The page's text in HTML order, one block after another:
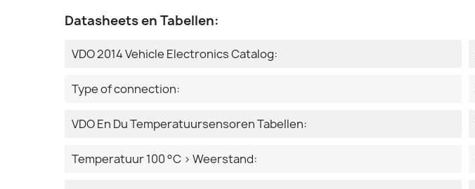
Datasheets en Tabellen:
VDO 2014 Vehicle Electronics Catalog:
Type of connection:
VDO En Du Temperatuursensoren Tabellen:
Temperatuur 100 °C > Weerstand: